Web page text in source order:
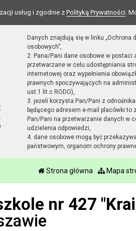
usług i zgodnie z Polityką Prywatności.
Danych znajdują się w linku „Ochrona
osobowych”,
2. Pana/Pani dane osobowe w postaci
przetwarzane w celu udostępniania
internetowej oraz wypełnienia
prawnych spoczywających na
ust.1 lit.c RODO),
3. jeżeli korzysta Pan/Pani z
będącego adresem e-mail placówki to
Pan/Pani na przetwarzanie danych w
udzielenia odpowiedzi,
4. dane osobowe mogą być
państwowym, organom ochrony
Strona główna Mapa
nr 427